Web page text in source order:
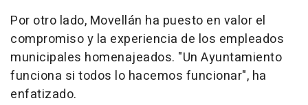
Por otro lado, Movellán ha puesto en valor el
compromiso y la experiencia de los empleados
municipales homenajeados. "Un Ayuntamiento
funciona si todos lo hacemos funcionar", ha
enfatizado.